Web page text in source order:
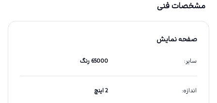
مشخصات فنی
صفحه نمایش
سایر: 65000 رنگ
اندازه: 2 اینچ